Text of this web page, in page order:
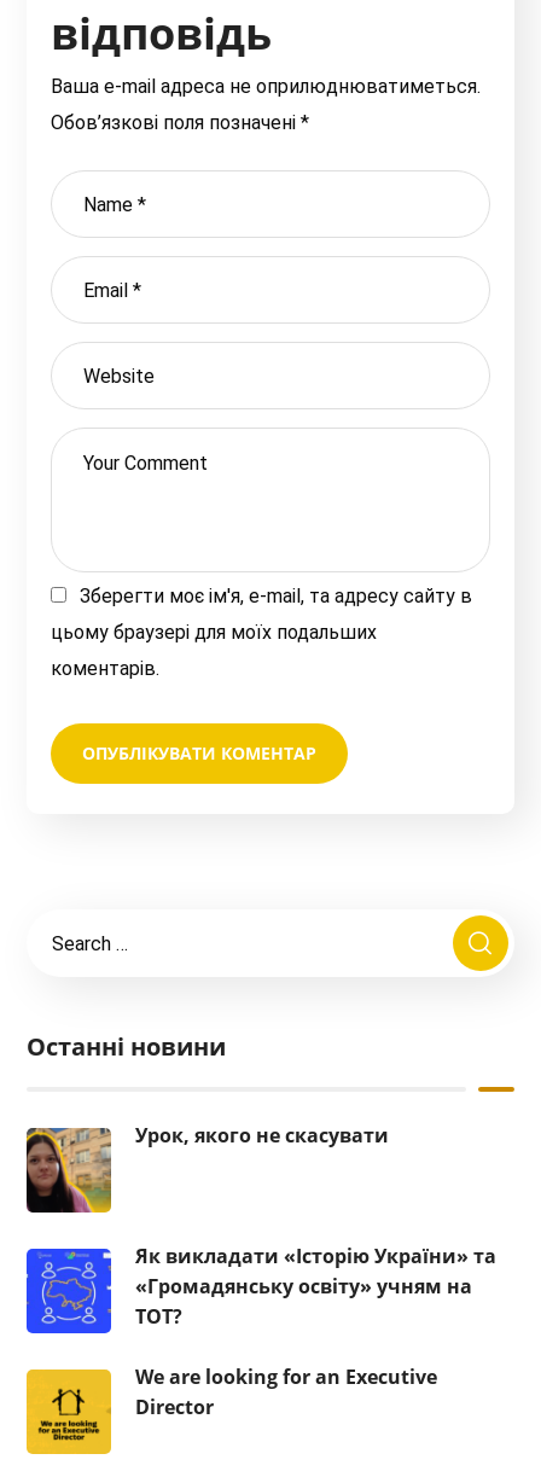
відповідь
Ваша e-mail адреса не оприлюднюватиметься.
Обов’язкові поля позначені*
Зберегти моє ім'я, e-mail, та адресу сайту в
цьому браузері для моїх подальших
коментарів.
Останні новини
Урок, якого не скасувати
Як викладати «Історію України» та
«Громадянську освіту» учням на
ТОТ?
We are looking for an Executive
Director